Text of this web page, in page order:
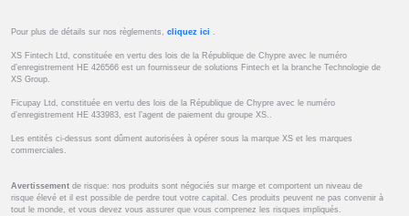
Pour plus de détails sur nos règlements, cliquez ici .
XS Fintech Ltd, constituée en vertu des lois de la République de Chypre avec le numéro
d’enregistrement HE 426566 est un fournisseur de solutions Fintech et la branche Technologie de
XS Group.
Ficupay Ltd, constituée en vertu des lois de la République de Chypre avec le numéro
d’enregistrement HE 433983, est l’agent de paiement du groupe XS..
Les entités ci-dessus sont dûment autorisées à opérer sous la marque XS et les marques
commerciales.
Avertissement de risque: nos produits sont négociés sur marge et comportent un niveau de
risque élevé et il est possible de perdre tout votre capital. Ces produits peuvent ne pas convenir à
tout le monde, et vous devez vous assurer que vous comprenez les risques impliqués.